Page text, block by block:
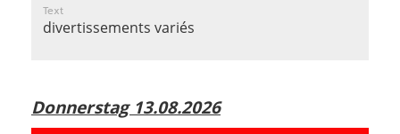
Text
divertissements variés
Donnerstag 13.08.2026